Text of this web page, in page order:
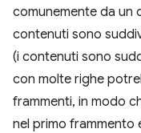
comunemente da un
contenuti sono
(i contenuti sono
con molte righe
frammenti, in modo
nel primo frammento